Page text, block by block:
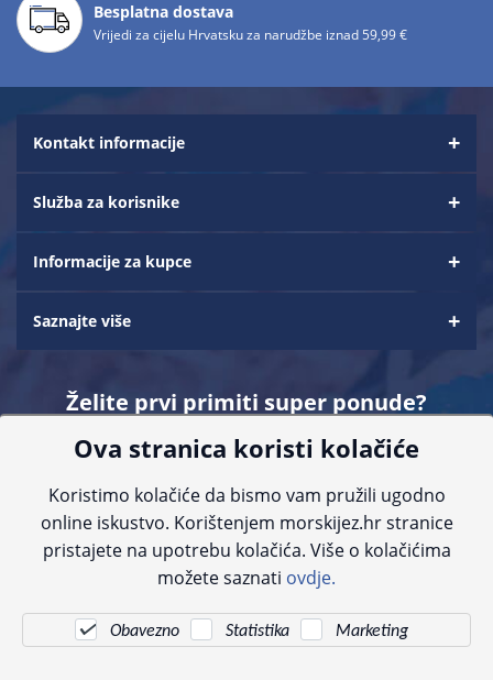
Besplatna dostava
Vrijedi za cijelu Hrvatsku za narudžbe iznad 59,99 €
Kontakt informacije
Služba za korisnike
Informacije za kupce
Saznajte više
Želite prvi primiti super ponude?
Prijavite se na naš newsletter i tjedno dobivate obavijesti o
Sve navedene cijene sadrže PDV. Pokušavamo osigurati što preciznije
informacije, ali zbog tehnoloških ograničenja ne možemo garantirati potpunu
Ova stranica koristi kolačiće
Koristimo kolačiće da bismo vam pružili ugodno
online iskustvo. Korištenjem morskijez.hr stranice
pristajete na upotrebu kolačića. Više o kolačićima
možete saznati ovdje.
Obavezno Statistika Marketing